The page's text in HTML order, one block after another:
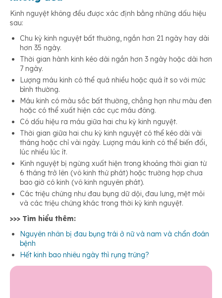
Kinh nguyệt không đều được xác định bằng những dấu hiệu
sau:
Chu kỳ kinh nguyệt bất thường, ngắn hơn 21 ngày hay dài
hơn 35 ngày.
Thời gian hành kinh kéo dài ngắn hơn 3 ngày hoặc dài hơn
7 ngày.
Lượng máu kinh có thể quá nhiều hoặc quá ít so với mức
bình thường.
Máu kinh có màu sắc bất thường, chẳng hạn như màu đen
hoặc có thể xuất hiện các cục máu đông.
Có dấu hiệu ra máu giữa hai chu kỳ kinh nguyệt.
Thời gian giữa hai chu kỳ kinh nguyệt có thể kéo dài vài
tháng hoặc chỉ vài ngày. Lượng máu kinh có thể biến đổi,
lúc nhiều lúc ít.
Kinh nguyệt bị ngừng xuất hiện trong khoảng thời gian từ
6 tháng trở lên (vô kinh thứ phát) hoặc trường hợp chưa
bao giờ có kinh (vô kinh nguyên phát).
Các triệu chứng như đau bụng dữ dội, đau lưng, mệt mỏi
và các triệu chứng khác trong thời kỳ kinh nguyệt.
>>> Tìm hiểu thêm:
Nguyên nhân bị đau bụng trái ở nữ và nam và chẩn đoán
bệnh
Hết kinh bao nhiêu ngày thì rụng trứng?